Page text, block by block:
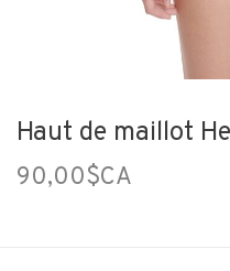
Haut de maillot
90,00$CA